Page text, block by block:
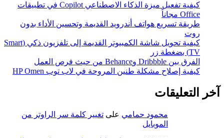
كيفية تفعيل ميزة الذكاء الاصطناعي Copilot في تطبيقات
Office مجاناً
طريقة تسريع هواتف أندرويد القديمة وتحسين الأداء بدون
روت
كيفية تحويل شاشة الكمبيوتر القديمة إلى تلفزيون ذكي (Smart
TV) بضغطة زر
الفرق بين Dribbble وBehance من حيث فرص العمل
كيفية إصلاح مشكلة طنين المروحة في لاب توب HP Omen
آخر التعليقات
محمود حمامي على تغيير كلمة سر الراوتر من
الموبايل